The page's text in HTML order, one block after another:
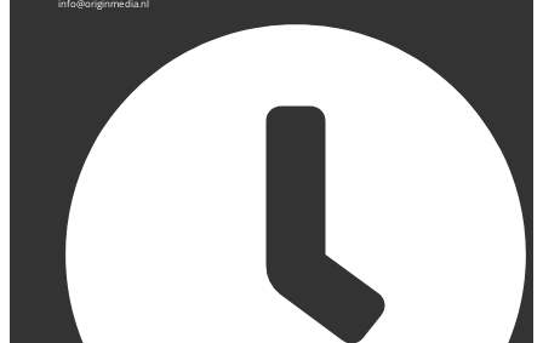
info@originmedia.nl